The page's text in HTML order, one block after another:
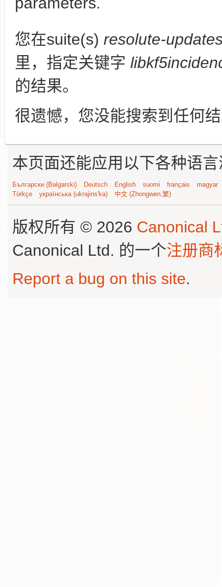
您在suite(s) resolute-
里，指定关键字
的结果。
很遗憾，您没能搜索到任何
本页面还能应用以下各种语
Български (Bəlgarski) Deutsch English suomi français
magyar
Türkçe
українська (ukrajins'ka) 中文 (Zhongwen,繁)
版权所有 © 2026 Canonical
Canonical Ltd. 的一个注册商
Report a bug on this site.